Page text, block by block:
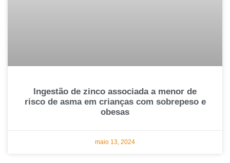
Ingestão de zinco associada a menor de
risco de asma em crianças com sobrepeso e
obesas
maio 13, 2024